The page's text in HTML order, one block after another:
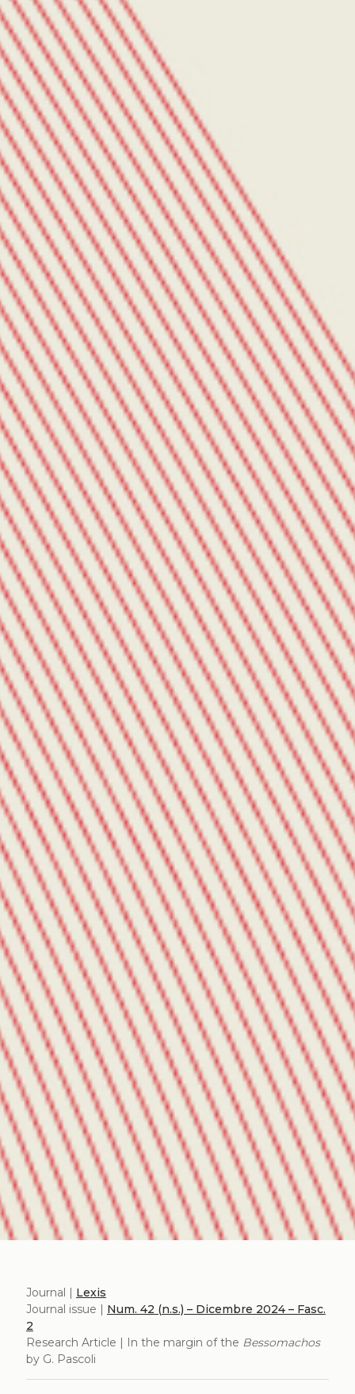
Journal | Lexis
Journal issue | Num. 42 (n.s.) – Dicembre 2024 – Fasc.
2
Research Article | In the margin of the Bessomachos
by G. Pascoli